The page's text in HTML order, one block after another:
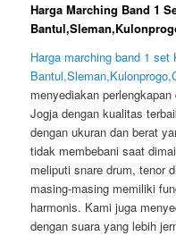
Harga Marching Band 1
Harga marching band 1 set
menyediakan
Jogja dengan kualitas
dengan ukuran dan berat
tidak membebani saat
meliputi snare drum, tenor
masing-masing memiliki
harmonis. Kami juga
dengan suara yang lebih